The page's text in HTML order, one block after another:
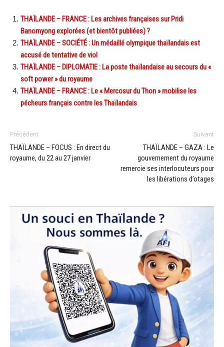
THAÏLANDE – FRANCE : Les archives françaises sur Pridi
Banomyong explorées (et bientôt publiées) ?
THAÏLANDE – SOCIÉTÉ : Un médaillé olympique thaïlandais est
accusé de tentative de viol
THAÏLANDE – DIPLOMATIE : La poste thaïlandaise au secours du «
soft power » du royaume
THAÏLANDE – FRANCE : Le « Mercosur du Thon » mobilise les
pécheurs français contre les Thaïlandais
Précédent
THAÏLANDE – FOCUS : En direct du
royaume, du 22 au 27 janvier
Suivant
THAÏLANDE – GAZA : Le
gouvernement du royaume
remercie ses interlocuteurs pour
les libérations d’otages